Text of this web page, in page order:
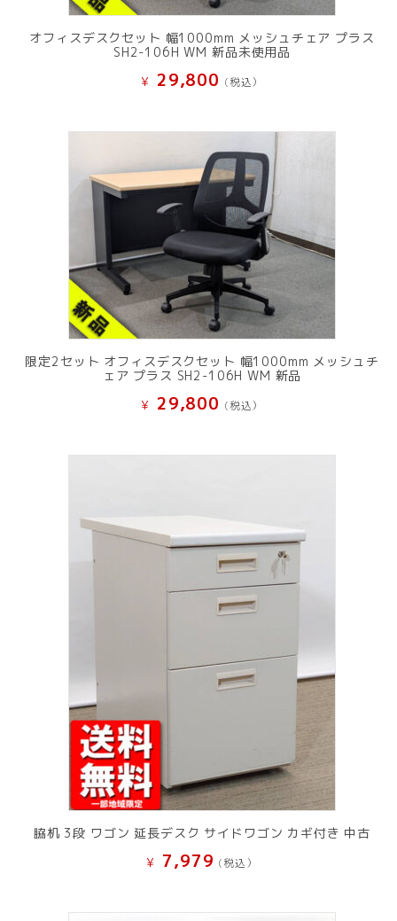
オフィスデスクセット 幅1000mm メッシュチェア プラス
SH2-106H WM 新品未使用品
¥ 29,800 (税込）
限定2セット オフィスデスクセット 幅1000mm メッシュチ
ェア プラス SH2-106H WM 新品
¥ 29,800 (税込）
脇机 3段 ワゴン 延長デスク サイドワゴン カギ付き 中古
¥ 7,979 (税込）